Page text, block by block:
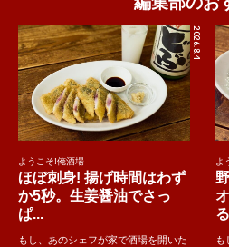
2026.8.4
ようこそ!俺酒場
ほぼ刺身! 揚げ時間はわず
か5秒。生姜醤油でさっ
ぱ...
もし、あのシェフが家で酒場を開いた
よ
も